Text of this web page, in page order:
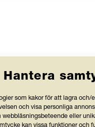
Hantera
som kakor för att lagra
och visa personliga
webbläsningsbeteende eller
Svensk
bevakar